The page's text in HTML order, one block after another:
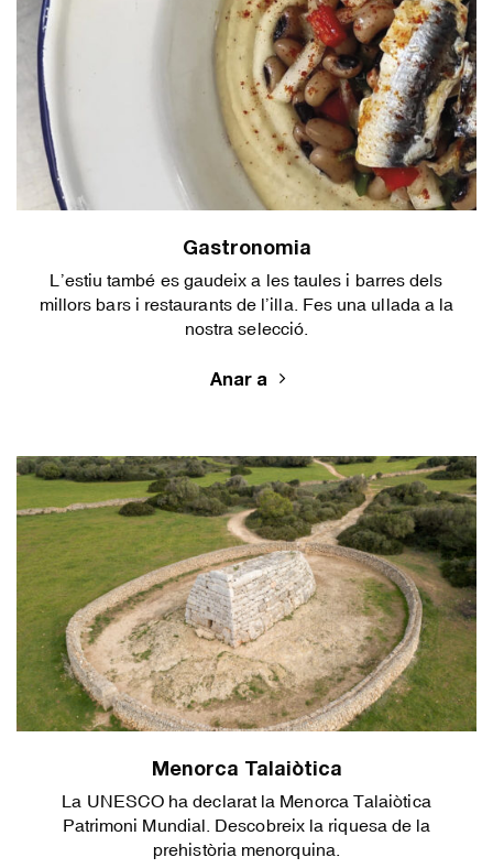
Gastronomia
L’estiu també es gaudeix a les taules i barres dels
millors bars i restaurants de l’illa. Fes una ullada a la
nostra selecció.
Anar a
Menorca Talaiòtica
La UNESCO ha declarat la Menorca Talaiòtica
Patrimoni Mundial. Descobreix la riquesa de la
prehistòria menorquina.